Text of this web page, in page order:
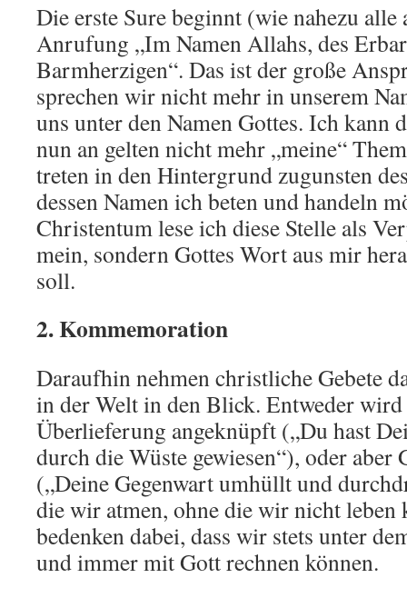
Die erste Sure beginnt (wie nahezu
Anrufung „Im Namen Allahs, des
Barmherzigen“. Das ist der große
sprechen wir nicht mehr in unserem
uns unter den Namen Gottes. Ich kann
nun an gelten nicht mehr „meine“
treten in den Hintergrund zugunsten
dessen Namen ich beten und handeln
Christentum lese ich diese Stelle als
mein, sondern Gottes Wort aus mir
soll.
2. Kommemoration
Daraufhin nehmen christliche Gebete
in der Welt in den Blick. Entweder
Überlieferung angeknüpft („Du hast
durch die Wüste gewiesen“), oder aber
(„Deine Gegenwart umhüllt und
die wir atmen, ohne die wir nicht leben
bedenken dabei, dass wir stets unter
und immer mit Gott rechnen können.